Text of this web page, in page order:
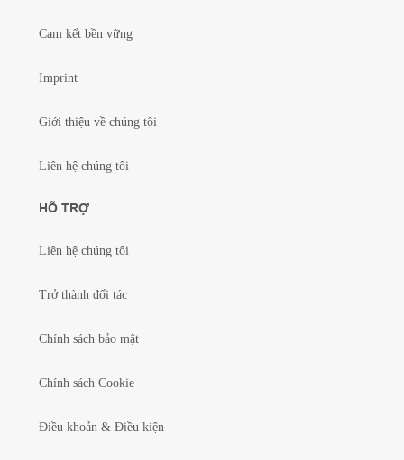
Cam kết bền vững
Imprint
Giới thiệu về chúng tôi
Liên hệ chúng tôi
HỖ TRỢ
Liên hệ chúng tôi
Trở thành đối tác
Chính sách bảo mật
Chính sách Cookie
Điều khoản & Điều kiện